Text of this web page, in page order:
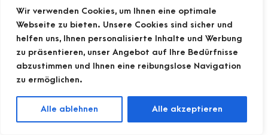
Wir verwenden Cookies, um Ihnen eine optimale
Webseite zu bieten. Unsere Cookies sind sicher und
helfen uns, Ihnen personalisierte Inhalte und Werbung
zu präsentieren, unser Angebot auf Ihre Bedürfnisse
abzustimmen und Ihnen eine reibungslose Navigation
zu ermöglichen.
Alle ablehnen Alle akzeptieren
Welche Cookies und Dienste auf dieser Website
eingesetzt werden, können Sie dieser
Datenschutzerklärung entnehmen.
Server-Log-Dateien
Der Provider der Seiten erhebt und speichert
automatisch Informationen in so genannten